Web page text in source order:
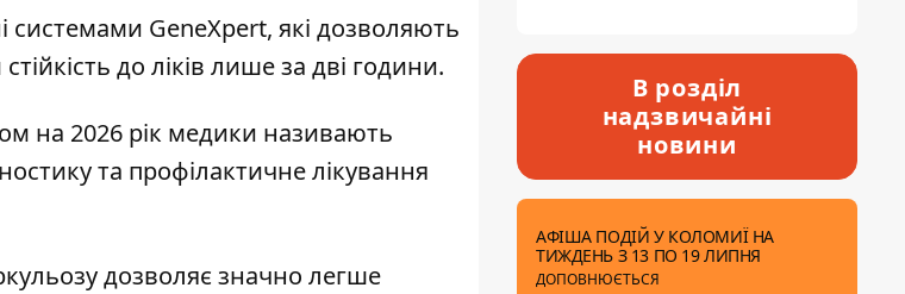
системами GeneXpert, які дозволяють
до ліків лише за дві години.
на 2026 рік медики називають
та профілактичне лікування
дозволяє значно легше
В розділ
надзвичайні
новини
АФІША ПОДІЙ У КОЛОМИЇ НА
ТИЖДЕНЬ З 13 ПО 19 ЛИПНЯ
ДОПОВНЮЄТЬСЯ